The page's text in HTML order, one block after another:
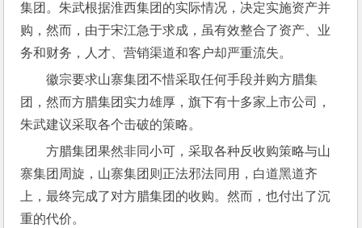
集团。朱武根据淮西集团的实际情况，决定实施资产并
购，然而，由于宋江急于求成，虽有效整合了资产、业
务和财务，人才、营销渠道和客户却严重流失。
徽宗要求山寨集团不惜采取任何手段并购方腊集
团，然而方腊集团实力雄厚，旗下有十多家上市公司，
朱武建议采取各个击破的策略。
方腊集团果然非同小可，采取各种反收购策略与山
寨集团周旋，山寨集团则正法邪法同用，白道黑道齐
上，最终完成了对方腊集团的收购。然而，也付出了沉
重的代价。